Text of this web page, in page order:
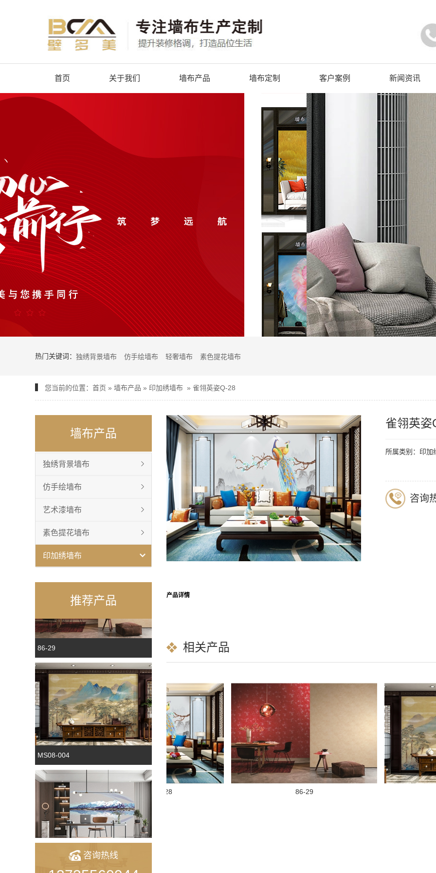
首页 关于我们 墙布产品 墙布定制 客户案例 新闻资讯
热门关键词： 独绣背景墙布 仿手绘墙布 轻奢墙布 素色提花墙布
您当前的位置： 首页 » 墙布产品 » 印加绣墙布 » 雀翎英姿Q-28
墙布产品
独绣背景墙布
仿手绘墙布
艺术漆墙布
素色提花墙布
印加绣墙布
推荐产品
86-29
MS08-004
咨询热线
雀翎英姿
所属类别：印加
咨询
产品详情
相关产品
雀翎英姿Q-28 86-29